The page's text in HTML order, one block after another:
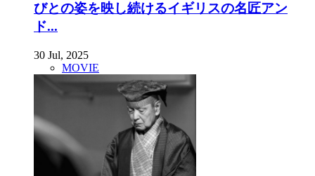
びとの姿を映し続けるイギリスの名匠アン
ド...
30 Jul, 2025
MOVIE